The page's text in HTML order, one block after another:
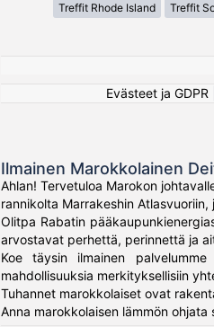
Treffit Rhode Island Treffit
Evästeet ja GDPR
Ilmainen Marokkolainen
Ahlan! Tervetuloa Marokon
rannikolta Marrakeshin
Olitpa Rabatin
arvostavat perhettä, perinnettä ja
Koe täysin ilmainen
mahdollisuuksia merkityksellisiin
Tuhannet marokkolaiset ovat
Anna marokkolaisen lämmön